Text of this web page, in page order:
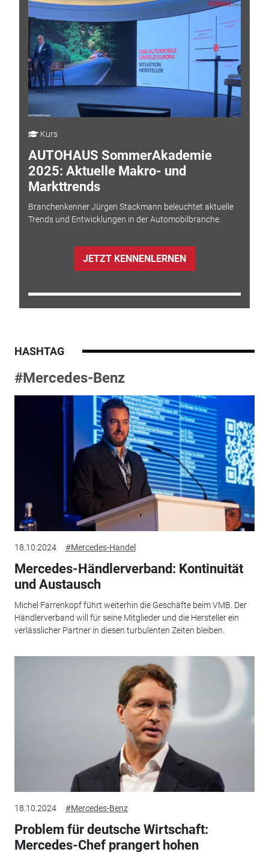
Kurs
AUTOHAUS SommerAkademie
2025: Aktuelle Makro- und
Markttrends
Branchenkenner Jürgen Stackmann beleuchtet aktuelle
Trends und Entwicklungen in der Automobilbranche.
JETZT KENNENLERNEN
HASHTAG
#Mercedes-Benz
18.10.2024 #Mercedes-Handel
Mercedes-Händlerverband: Kontinuität
und Austausch
Michel Farrenkopf führt weiterhin die Geschäfte beim VMB. Der
Händlerverband will für seine Mitglieder und die Hersteller ein
verlässlicher Partner in diesen turbulenten Zeiten bleiben.
18.10.2024 #Mercedes-Benz
Problem für deutsche Wirtschaft:
Mercedes-Chef prangert hohen